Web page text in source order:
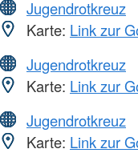
Jugendrotkreuz
Karte: Link zur
Jugendrotkreuz
Karte: Link zur
Jugendrotkreuz
Karte: Link zur